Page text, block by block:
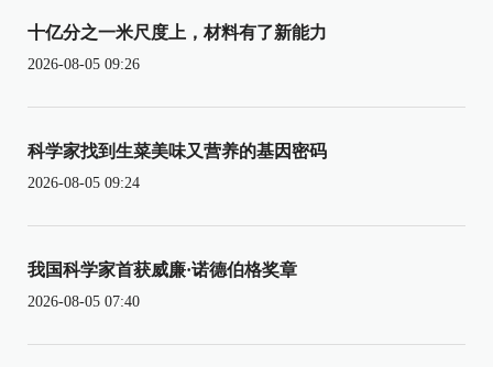
十亿分之一米尺度上，材料有了新能力
2026-08-05 09:26
科学家找到生菜美味又营养的基因密码
2026-08-05 09:24
我国科学家首获威廉·诺德伯格奖章
2026-08-05 07:40